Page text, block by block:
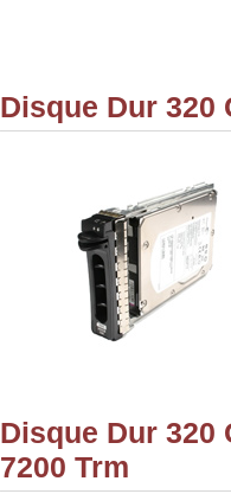
Disque Dur 320
Disque Dur 320
7200 Trm